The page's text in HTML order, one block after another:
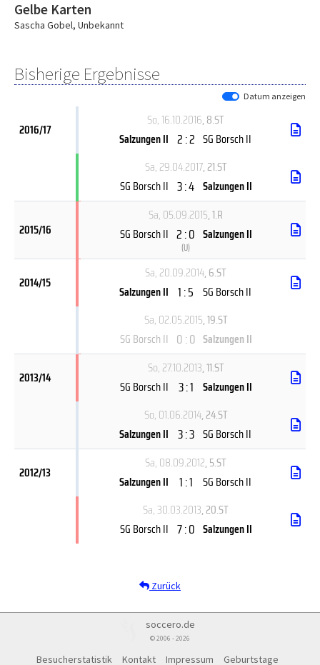
Gelbe Karten
Sascha Gobel, Unbekannt
Bisherige Ergebnisse
Datum anzeigen
2016/17
So, 16.10.2016, 8.ST
Salzungen II 2 : 2 SG Borsch II
Sa, 29.04.2017, 21.ST
SG Borsch II 3 : 4 Salzungen II
2015/16
Sa, 05.09.2015, 1.R
SG Borsch II 2 : 0
(U)
Salzungen II
2014/15
Sa, 20.09.2014, 6.ST
Salzungen II 1 : 5 SG Borsch II
Sa, 02.05.2015, 19.ST
SG Borsch II 0 : 0 Salzungen II
2013/14
So, 27.10.2013, 11.ST
SG Borsch II 3 : 1 Salzungen II
So, 01.06.2014, 24.ST
Salzungen II 3 : 3 SG Borsch II
2012/13
Sa, 08.09.2012, 5.ST
Salzungen II
1 : 1
SG Borsch II
Sa, 30.03.2013, 20.ST
SG Borsch II 7 : 0 Salzungen II
Zurück
soccero.de
© 2006 - 2026
Besucherstatistik Kontakt Impressum Geburtstage